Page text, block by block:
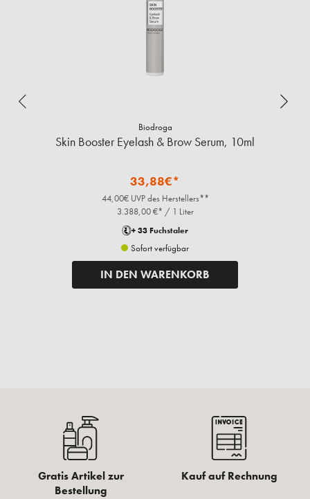
Biodroga
Skin Booster Eyelash & Brow Serum, 10ml
33,88€*
44,00€ UVP des Herstellers**
3.388,00 €* / 1 Liter
+ 33 Fuchstaler
Sofort verfügbar
IN DEN WARENKORB
Gratis Artikel zur
Bestellung
Kauf auf Rechnung